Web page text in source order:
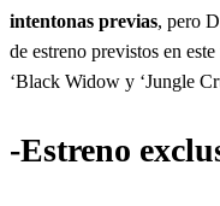
intentonas previas, pero
de estreno previstos en
‘Black Widow y ‘Jungle
-Estreno